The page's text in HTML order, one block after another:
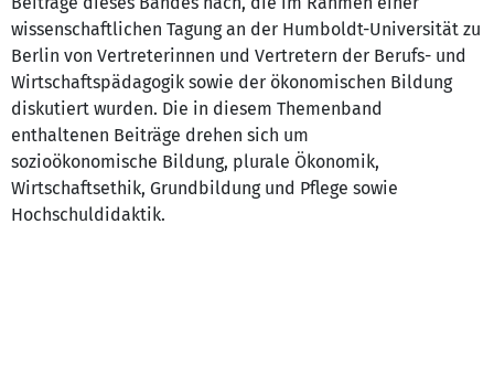
wissenschaftlichen Tagung an der Humboldt-Universität zu
Berlin von Vertreterinnen und Vertretern der Berufs- und
Wirtschaftspädagogik sowie der ökonomischen Bildung
diskutiert wurden. Die in diesem Themenband
enthaltenen Beiträge drehen sich um
sozioökonomische Bildung, plurale Ökonomik,
Wirtschaftsethik, Grundbildung und Pflege sowie
Hochschuldidaktik.